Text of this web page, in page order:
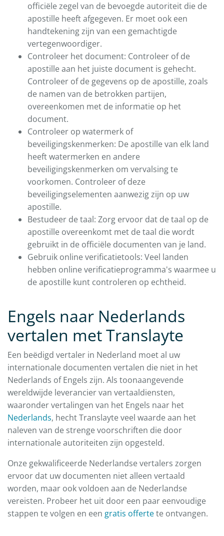
officiële zegel van de bevoegde autoriteit die de
apostille heeft afgegeven. Er moet ook een
handtekening zijn van een gemachtigde
vertegenwoordiger.
Controleer het document: Controleer of de
apostille aan het juiste document is gehecht.
Controleer of de gegevens op de apostille, zoals
de namen van de betrokken partijen,
overeenkomen met de informatie op het
document.
Controleer op watermerk of
beveiligingskenmerken: De apostille van elk land
heeft watermerken en andere
beveiligingskenmerken om vervalsing te
voorkomen. Controleer of deze
beveiligingselementen aanwezig zijn op uw
apostille.
Bestudeer de taal: Zorg ervoor dat de taal op de
apostille overeenkomt met de taal die wordt
gebruikt in de officiële documenten van je land.
Gebruik online verificatietools: Veel landen
hebben online verificatieprogramma's waarmee u
de apostille kunt controleren op echtheid.
Engels naar Nederlands
vertalen met Translayte
Een beëdigd vertaler in Nederland moet al uw
internationale documenten vertalen die niet in het
Nederlands of Engels zijn. Als toonaangevende
wereldwijde leverancier van vertaaldiensten,
waaronder vertalingen van het Engels naar het
Nederlands, hecht Translayte veel waarde aan het
naleven van de strenge voorschriften die door
internationale autoriteiten zijn opgesteld.
Onze gekwalificeerde Nederlandse vertalers zorgen
ervoor dat uw documenten niet alleen vertaald
worden, maar ook voldoen aan de Nederlandse
vereisten. Probeer het uit door een paar eenvoudige
stappen te volgen en een gratis offertete ontvangen.